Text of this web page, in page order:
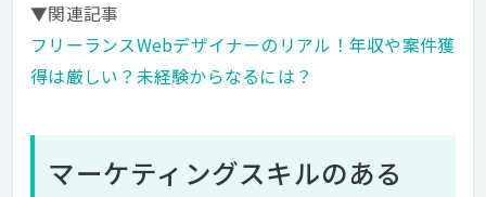
▼関連記事
フリーランスWebデザイナーのリアル！年収や案件獲
得は厳しい？未経験からなるには？
マーケティングスキルのある